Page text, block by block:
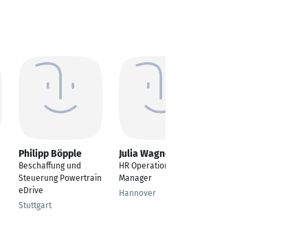
Philipp Böpple
Beschaffung und
Steuerung Powertrain
eDrive
Stuttgart
Julia Wagner
HR Operations
Manager
Hannover